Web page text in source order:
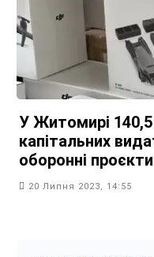
У Житомирі
капітальних
оборонні проєкти
20 Липня 2023, 14:55